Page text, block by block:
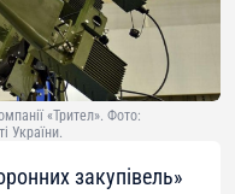
«Трител». Фото:
України.
закупівель»